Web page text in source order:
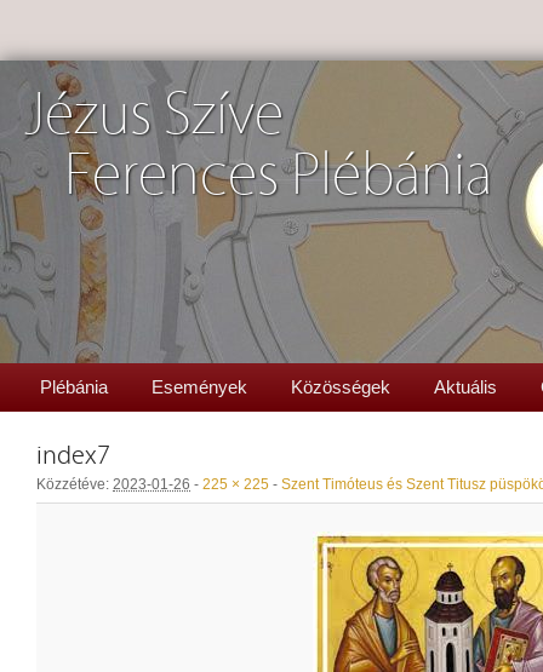
Jézus Szíve
Ferences Plébánia
Plébánia Események Közösségek Aktuális
index7
Közzétéve: 2023-01-26 - 225 × 225 - Szent Timóteus és Szent Titusz